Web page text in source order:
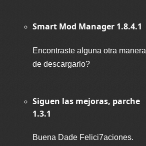
Smart Mod Manager 1.8.4.1
Encontraste alguna otra manera
de descargarlo?
Siguen las mejoras, parche
1.3.1
Buena Dade Felici7aciones.